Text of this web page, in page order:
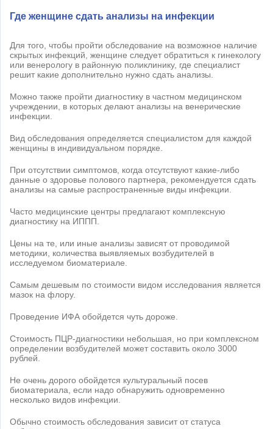
Где женщине сдать анализы на инфекции
Для того, чтобы пройти обследование на возможное наличие
скрытых инфекций, женщине следует обратиться к гинекологу
или венерологу в районную поликлинику, где специалист
решит какие дополнительно нужно сдать анализы.
Можно также пройти диагностику в частном медицинском
учреждении, в которых делают анализы на венерические
инфекции.
Вид обследования определяется специалистом для каждой
женщины в индивидуальном порядке.
При отсутствии симптомов, когда отсутствуют какие-либо
данные о здоровье полового партнера, рекомендуется сдать
анализы на самые распространенные виды инфекции.
Часто медицинские центры предлагают комплексную
диагностику на ИППП.
Цены на те, или иные анализы зависят от проводимой
методики, количества выявляемых возбудителей в
исследуемом биоматериале.
Самым дешевым по стоимости видом исследования является
мазок на флору.
Проведение ИФА обойдется чуть дороже.
Стоимость ПЦР-диагностики небольшая, но при комплексном
определении возбудителей может составить около 3000
рублей.
Не очень дорого обойдется культуральный посев
биоматериала, если надо обнаружить одновременно
несколько видов инфекции.
Обычно стоимость обследования зависит от статуса